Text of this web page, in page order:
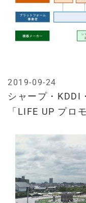
シャープ・KDDI
「LIFE UP プロ
2019-09-24